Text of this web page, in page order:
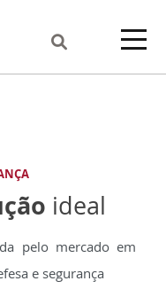
ideal
pelo mercado em
e segurança